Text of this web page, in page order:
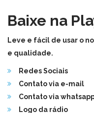
Baixe na
Leve e fácil de usar o
e qualidade.
Redes Sociais
Contato via e-mail
Contato via
Logo da rádio